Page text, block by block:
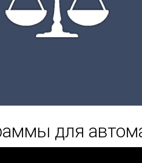
для